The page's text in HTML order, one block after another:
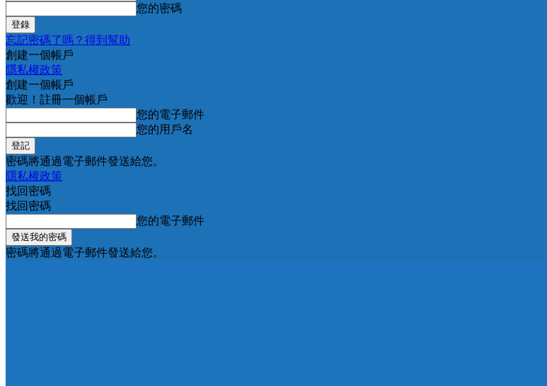
您的密碼
忘記密碼了嗎？得到幫助
創建一個帳戶
隱私權政策
創建一個帳戶
歡迎！註冊一個帳戶
您的電子郵件
您的用戶名
密碼將通過電子郵件發送給您。
隱私權政策
找回密碼
找回密碼
您的電子郵件
密碼將通過電子郵件發送給您。